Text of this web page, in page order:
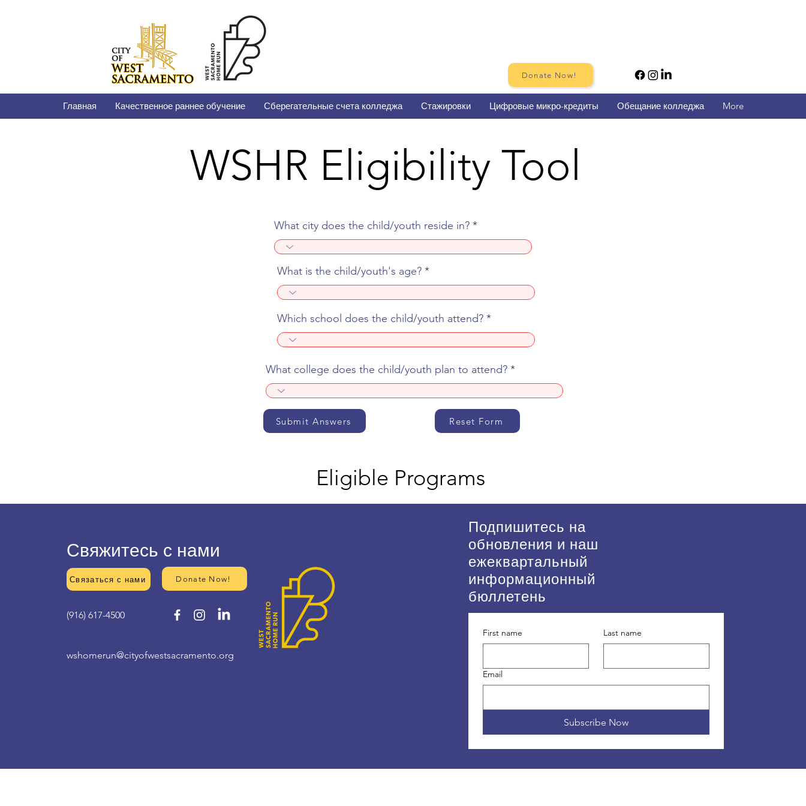
Главная Качественное раннее обучение Сберегательные счета колледжа Стажировки Цифровые микро-кредиты Обещание колледжа More
Donate Now!
WSHR Eligibility Tool
What city does the child/youth reside in?
What is the child/youth's age?
Which school does the child/youth attend?
What college does the child/youth plan to attend?
Submit Answers Reset Form
Eligible Programs
Свяжитесь с нами
(916) 617-4500
Связаться с нами Donate Now!
wshomerun@cityofwestsacramento.org
Подпишитесь на
обновления и наш
ежеквартальный
информационный
бюллетень
First name Last name
Email
Subscribe Now